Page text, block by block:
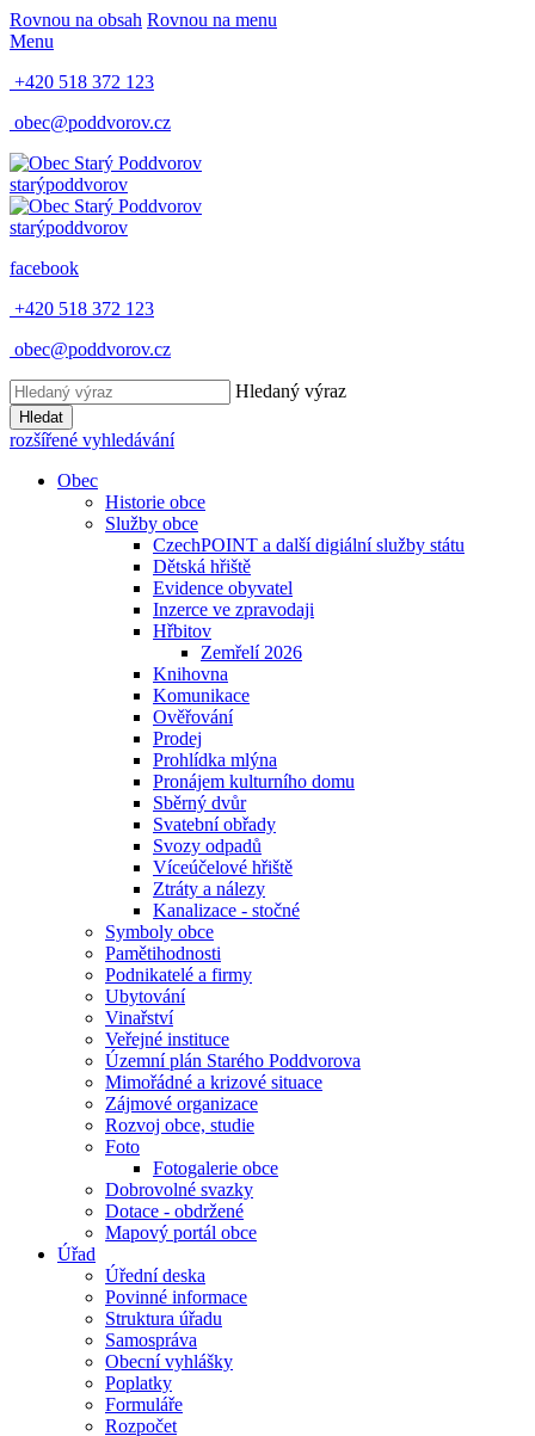
Rovnou na obsah Rovnou na menu
Menu
+420 518 372 123
obec@poddvorov.cz
starýpoddvorov
starýpoddvorov
facebook
+420 518 372 123
obec@poddvorov.cz
Hledaný výraz
Hledat
rozšířené vyhledávání
Obec
Historie obce
Služby obce
CzechPOINT a další digiální služby státu
Dětská hřiště
Evidence obyvatel
Inzerce ve zpravodaji
Hřbitov
Zemřelí 2026
Knihovna
Komunikace
Ověřování
Prodej
Prohlídka mlýna
Pronájem kulturního domu
Sběrný dvůr
Svatební obřady
Svozy odpadů
Víceúčelové hřiště
Ztráty a nálezy
Kanalizace - stočné
Symboly obce
Pamětihodnosti
Podnikatelé a firmy
Ubytování
Vinařství
Veřejné instituce
Územní plán Starého Poddvorova
Mimořádné a krizové situace
Zájmové organizace
Rozvoj obce, studie
Foto
Fotogalerie obce
Dobrovolné svazky
Dotace - obdržené
Mapový portál obce
Úřad
Úřední deska
Povinné informace
Struktura úřadu
Samospráva
Obecní vyhlášky
Poplatky
Formuláře
Rozpočet